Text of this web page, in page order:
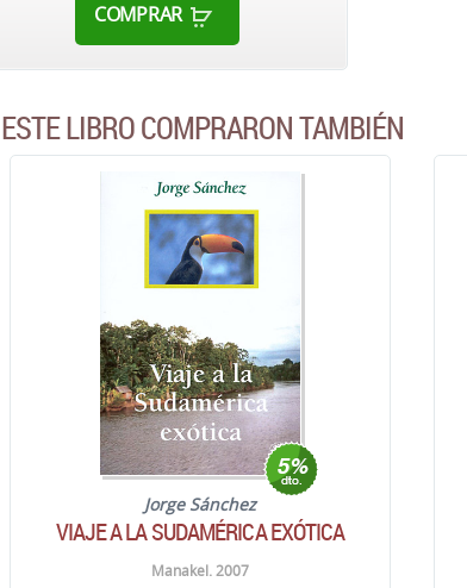
COMPRAR
LIBRO COMPRARON TAMBIÉN
Jorge Sánchez
VIAJE A LA SUDAMÉRICA EXÓTICA
Manakel. 2007